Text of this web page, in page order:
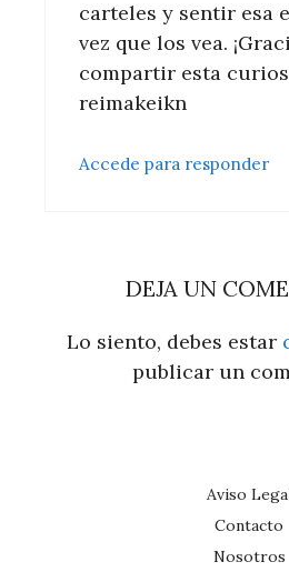
carteles y sentir esa
vez que los vea.
compartir esta
reimakeikn
Accede para responder
DEJA UN
Lo siento, debes estar
publicar un
Aviso
Contacto
Nosotros